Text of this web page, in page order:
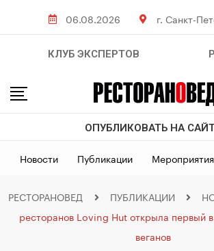
06.08.2026 г. Санкт-
КЛУБ ЭКСПЕРТОВ
ОПУБЛИКОВАТЬ НА
Новости Публикации Мероприятия
РЕСТОРАНОВЕД ПУБЛИКАЦИИ
ресторанов Loving Hut открыла первый
веганов